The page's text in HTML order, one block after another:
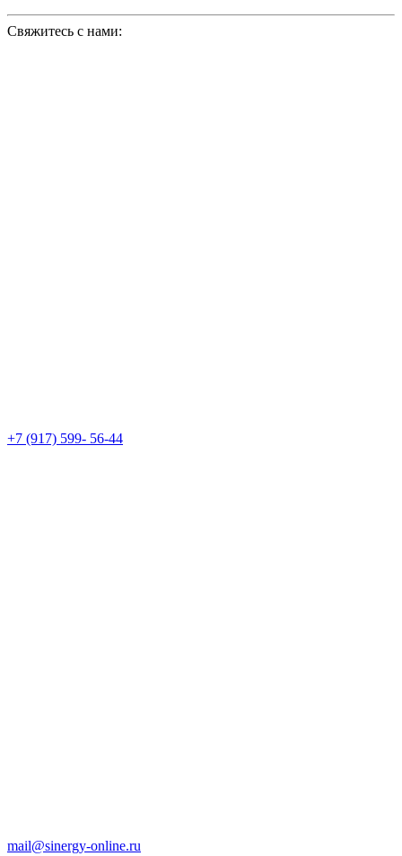
Свяжитесь с нами:
+7 (917) 599- 56-44
mail@sinergy-online.ru